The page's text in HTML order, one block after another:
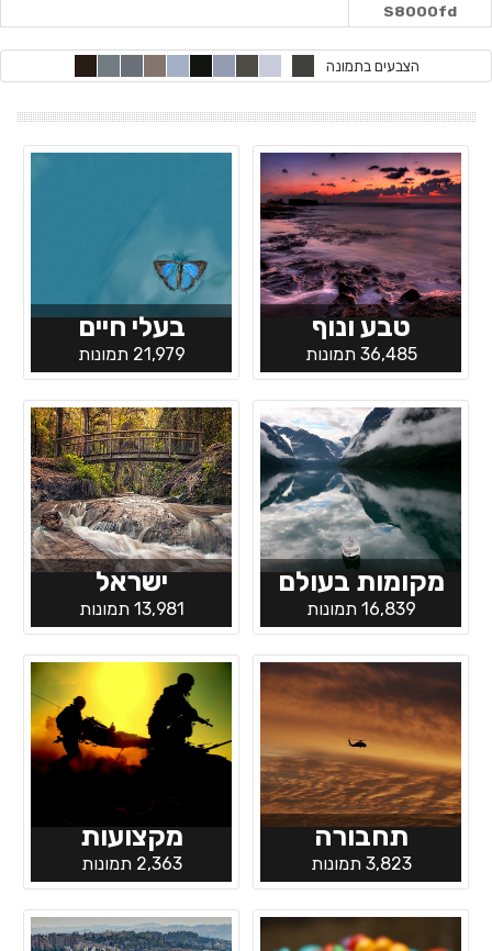
S8000fd
הצבעים בתמונה
טבע ונוף
36,485 תמונות
בעלי חיים
21,979 תמונות
מקומות בעולם
16,839 תמונות
ישראל
13,981 תמונות
תחבורה
3,823 תמונות
מקצועות
2,363 תמונות